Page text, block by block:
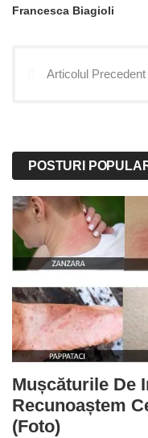
Francesca Biagioli
Articolul Precedent
POSTURI
Mușcăturile De
Recunoaștem
(foto)